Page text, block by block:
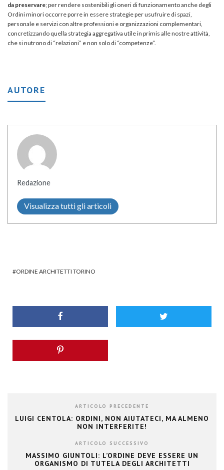
da preservare; per rendere sostenibili gli oneri di funzionamento anche degli
Ordini minori occorre porre in essere strategie per usufruire di spazi,
personale e servizi con altre professioni e organizzazioni complementari,
concretizzando quella strategia aggregativa utile in primis alle nostre attività,
che si nutrono di “relazioni” e non solo di “competenze”.
AUTORE
Redazione
Visualizza tutti gli articoli
ORDINE ARCHITETTI TORINO
ARTICOLO PRECEDENTE
LUIGI CENTOLA: ORDINI, NON AIUTATECI, MA ALMENO
NON INTERFERITE!
ARTICOLO SUCCESSIVO
MASSIMO GIUNTOLI: L’ORDINE DEVE ESSERE UN
ORGANISMO DI TUTELA DEGLI ARCHITETTI